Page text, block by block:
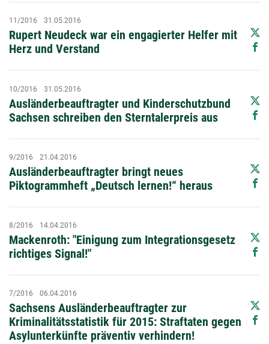
Rupert Neudeck war ein engagierter Helfer mit
Herz und Verstand
11/2016 31.05.2016
Ausländerbeauftragter und Kinderschutzbund
Sachsen schreiben den Sterntalerpreis aus
10/2016 31.05.2016
Ausländerbeauftragter bringt neues
Piktogrammheft „Deutsch lernen!“ heraus
9/2016 21.04.2016
Mackenroth: "Einigung zum Integrationsgesetz
richtiges Signal!"
8/2016 14.04.2016
Sachsens Ausländerbeauftragter zur
Kriminalitätsstatistik für 2015: Straftaten gegen
Asylunterkünfte präventiv verhindern!
7/2016 06.04.2016